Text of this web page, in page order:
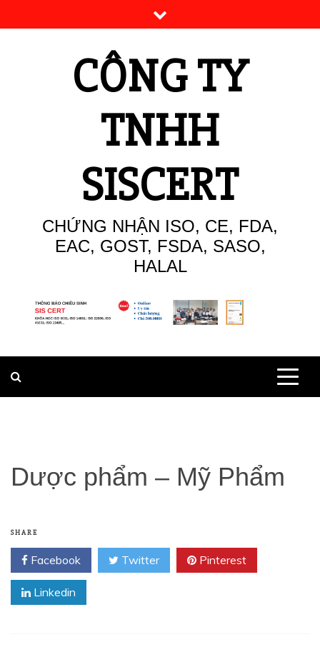
to
CÔNG TY
TNHH
SISCERT
CHỨNG NHẬN ISO, CE, FDA,
EAC, GOST, FSDA, SASO,
HALAL
Dược phẩm – Mỹ Phẩm
SHARE
Facebook Twitter Pinterest
Linkedin